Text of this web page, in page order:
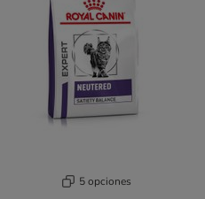
5 opciones